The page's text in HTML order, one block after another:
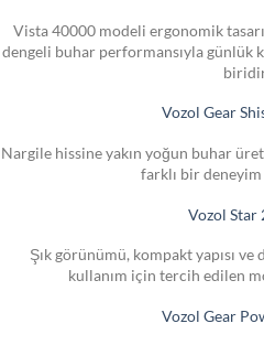
Vista 40000 modeli ergonomik
dengeli buhar performansıyla günlük
Vozol Gear
Nargile hissine yakın yoğun buhar
farklı bir deneyim
Vozol Star
Şık görünümü, kompakt yapısı
kullanım için tercih edilen
Vozol Gear